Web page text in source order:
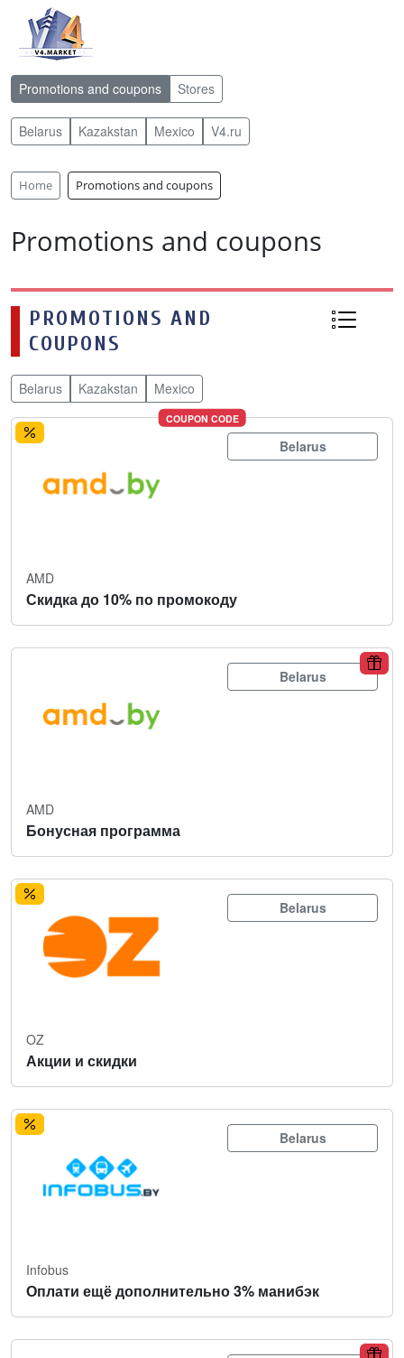
Promotions and coupons Stores
Belarus Kazakstan Mexico V4.ru
Home Promotions and coupons
Promotions and coupons
PROMOTIONS AND
COUPONS
Belarus Kazakstan Mexico
COUPON CODE
Belarus
AMD
Скидка до 10% по промокоду
Belarus
AMD
Бонусная программа
Belarus
OZ
Акции и скидки
Belarus
Infobus
Оплати ещё дополнительно 3% манибэк